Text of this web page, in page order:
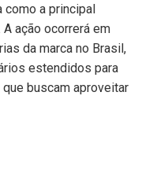
como a principal
ação ocorrerá em
da marca no Brasil,
estendidos para
buscam aproveitar